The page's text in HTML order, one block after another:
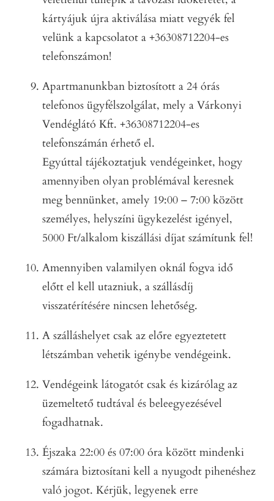
kártyájuk újra aktiválása miatt vegyék fel
velünk a kapcsolatot a +36308712204-es
telefonszámon!
Apartmanunkban biztosított a 24 órás
telefonos ügyfélszolgálat, mely a Várkonyi
Vendéglátó Kft. +36308712204-es
telefonszámán érhető el.
Egyúttal tájékoztatjuk vendégeinket, hogy
amennyiben olyan problémával keresnek
meg bennünket, amely 19:00 – 7:00 között
személyes, helyszíni ügykezelést igényel,
5000 Ft/alkalom kiszállási díjat számítunk fel!
Amennyiben valamilyen oknál fogva idő
előtt el kell utazniuk, a szállásdíj
visszatérítésére nincsen lehetőség.
A szálláshelyet csak az előre egyeztetett
létszámban vehetik igénybe vendégeink.
Vendégeink látogatót csak és kizárólag az
üzemeltető tudtával és beleegyezésével
fogadhatnak.
Éjszaka 22:00 és 07:00 óra között mindenki
számára biztosítani kell a nyugodt pihenéshez
való jogot. Kérjük, legyenek erre